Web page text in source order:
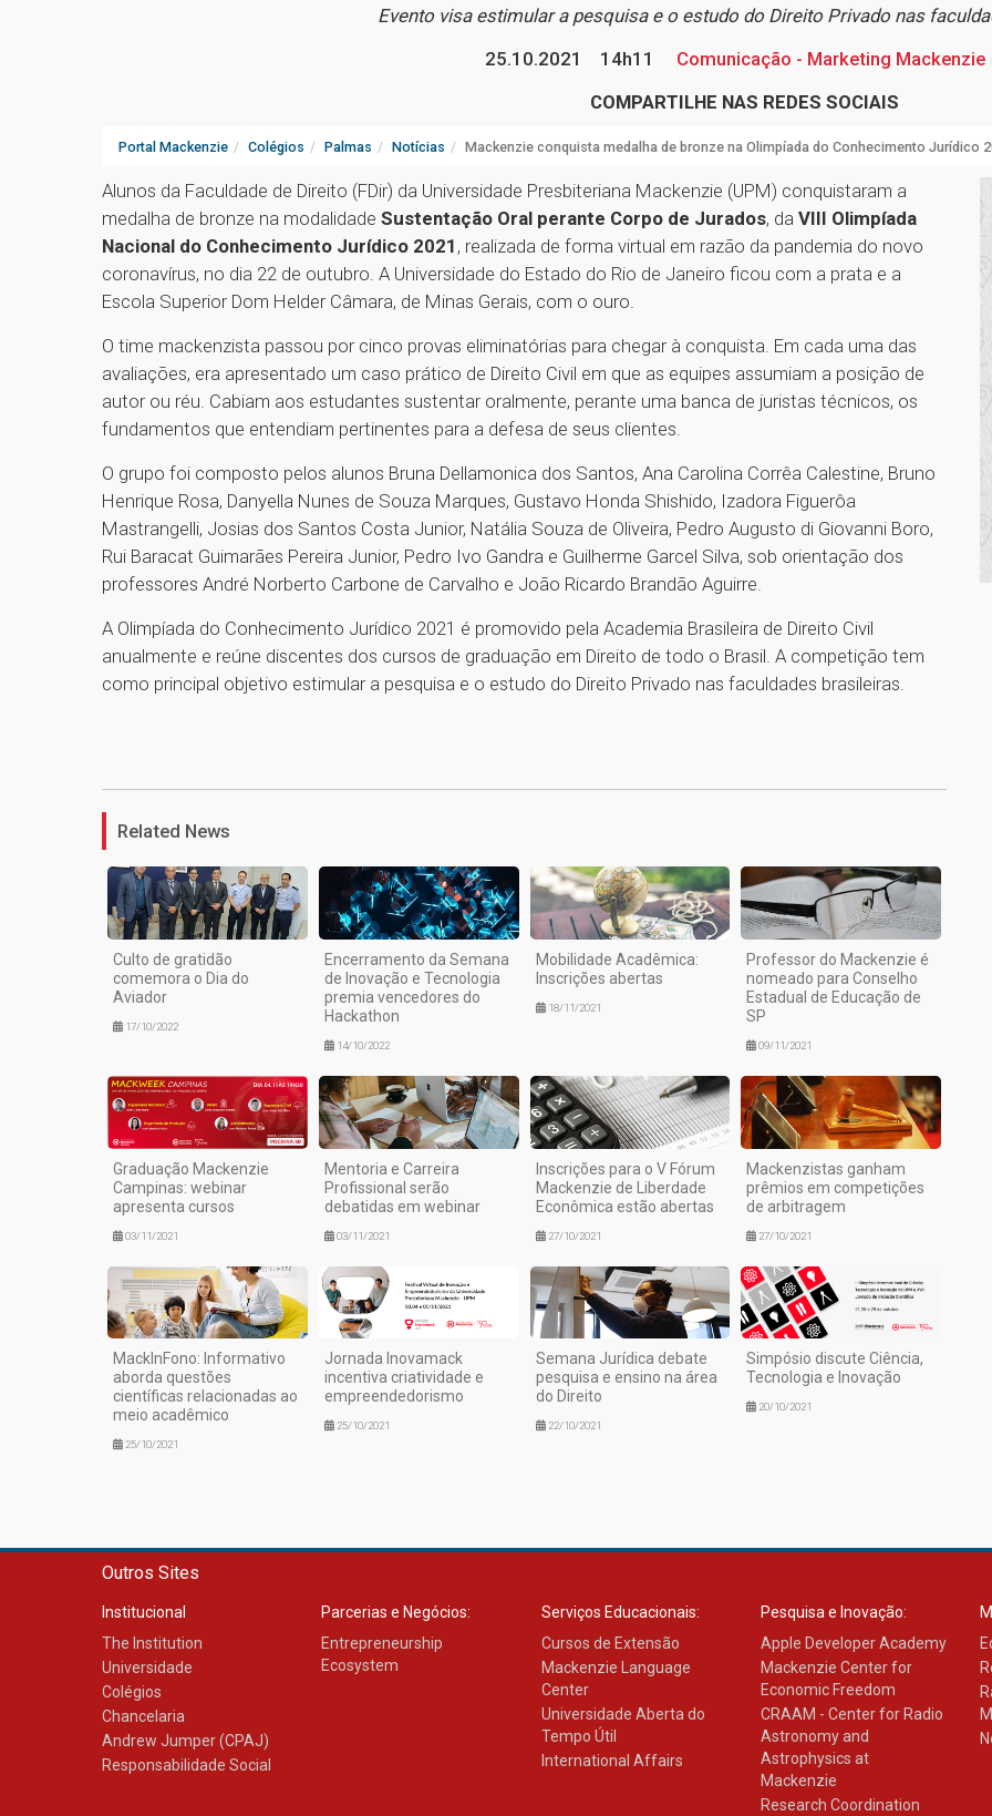
Evento visa estimular a pesquisa e o estudo do Direito Privado nas
25.10.2021
14h11
Comunicação - Marketing Mackenzie
COMPARTILHE NAS REDES SOCIAIS
Portal Mackenzie Colégios Palmas Notícias Mackenzie conquista medalha de bronze na Olimpíada do Conhecimento Jurídico
Alunos da Faculdade de Direito (FDir) da Universidade Presbiteriana Mackenzie (UPM) conquistaram a
medalha de bronze na modalidade Sustentação Oral perante Corpo de Jurados, da VIII Olimpíada
Nacional do Conhecimento Jurídico 2021 , realizada de forma virtual em razão da pandemia do novo
coronavírus, no dia 22 de outubro. A Universidade do Estado do Rio de Janeiro ficou com a prata e a
Escola Superior Dom Helder Câmara, de Minas Gerais, com o ouro.
O time mackenzista passou por cinco provas eliminatórias para chegar à conquista. Em cada uma das
avaliações, era apresentado um caso prático de Direito Civil em que as equipes assumiam a posição de
autor ou réu. Cabiam aos estudantes sustentar oralmente, perante uma banca de juristas técnicos, os
fundamentos que entendiam pertinentes para a defesa de seus clientes.
O grupo foi composto pelos alunos Bruna Dellamonica dos Santos, Ana Carolina Corrêa Calestine, Bruno
Henrique Rosa, Danyella Nunes de Souza Marques, Gustavo Honda Shishido, Izadora Figuerôa
Mastrangelli, Josias dos Santos Costa Junior, Natália Souza de Oliveira, Pedro Augusto di Giovanni Boro,
Rui Baracat Guimarães Pereira Junior, Pedro Ivo Gandra e Guilherme Garcel Silva, sob orientação dos
professores André Norberto Carbone de Carvalho e João Ricardo Brandão Aguirre.
A Olimpíada do Conhecimento Jurídico 2021 é promovido pela Academia Brasileira de Direito Civil
anualmente e reúne discentes dos cursos de graduação em Direito de todo o Brasil. A competição tem
como principal objetivo estimular a pesquisa e o estudo do Direito Privado nas faculdades brasileiras.
Related News
Culto de gratidão
comemora o Dia do
Aviador
17/10/2022
Encerramento da Semana
de Inovação e Tecnologia
premia vencedores do
Hackathon
14/10/2022
Mobilidade Acadêmica:
Inscrições abertas
18/11/2021
Professor do Mackenzie é
nomeado para Conselho
Estadual de Educação de
SP
09/11/2021
Graduação Mackenzie
Campinas: webinar
apresenta cursos
03/11/2021
Mentoria e Carreira
Profissional serão
debatidas em webinar
03/11/2021
Inscrições para o V Fórum
Mackenzie de Liberdade
Econômica estão abertas
27/10/2021
Mackenzistas ganham
prêmios em competições
de arbitragem
27/10/2021
MackInFono: Informativo
aborda questões
científicas relacionadas ao
meio acadêmico
25/10/2021
Jornada Inovamack
incentiva criatividade e
empreendedorismo
25/10/2021
Semana Jurídica debate
pesquisa e ensino na área
do Direito
22/10/2021
Simpósio discute Ciência,
Tecnologia e Inovação
20/10/2021
Outros Sites
Institucional
The Institution
Universidade
Colégios
Chancelaria
Andrew Jumper (CPAJ)
Responsabilidade Social
Parcerias e Negócios:
Entrepreneurship
Ecosystem
Serviços Educacionais:
Cursos de Extensão
Mackenzie Language
Center
Universidade Aberta do
Tempo Útil
International Affairs
Pesquisa e Inovação:
Apple Developer Academy
Mackenzie Center for
Economic Freedom
CRAAM - Center for Radio
Astronomy and
Astrophysics at
Mackenzie
Research Coordination